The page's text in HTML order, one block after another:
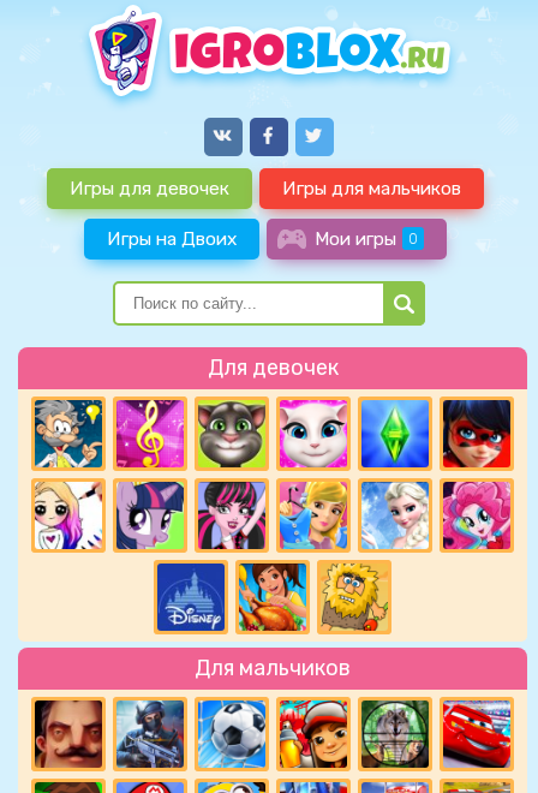
Игры для девочек Игры для мальчиков
Игры на Двоих Мои игры 0
Для девочек
Для мальчиков